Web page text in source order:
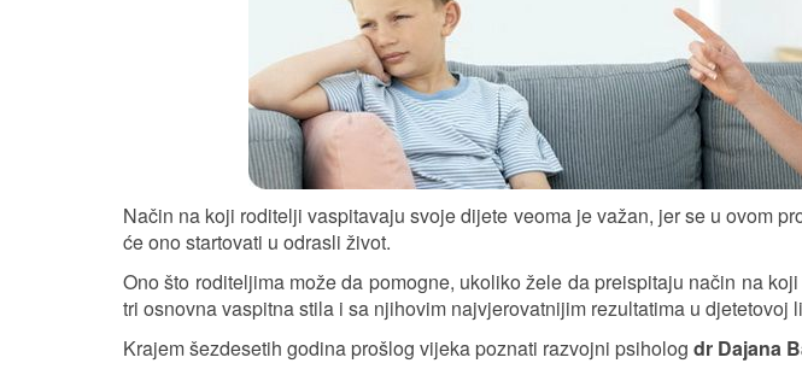
Način na koji roditelji vaspitavaju svoje dijete veoma je važan, jer se u ovom
će ono startovati u odrasli život.
Ono što roditeljima može da pomogne, ukoliko žele da preispitaju način na
tri osnovna vaspitna stila i sa njihovim najvjerovatnijim rezultatima u djetetovoj
Krajem šezdesetih godina prošlog vijeka poznati razvojni psiholog dr Dajana